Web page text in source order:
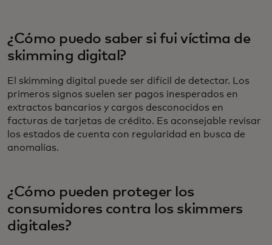
¿Cómo puedo saber si fui víctima de
skimming digital?
El skimming digital puede ser difícil de detectar. Los
primeros signos suelen ser pagos inesperados en
extractos bancarios y cargos desconocidos en
facturas de tarjetas de crédito. Es aconsejable revisar
los estados de cuenta con regularidad en busca de
anomalías.
¿Cómo pueden proteger los
consumidores contra los skimmers
digitales?